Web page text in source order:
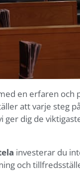
en erfaren
att varje steg
dig de
investerar du
och